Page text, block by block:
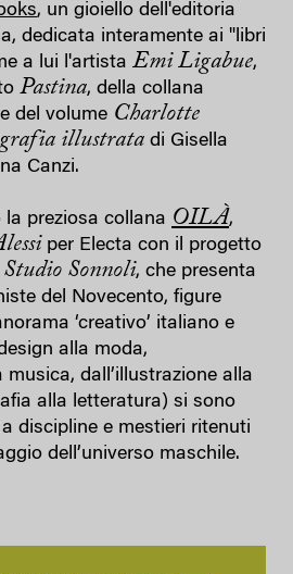
, un gioiello dell'editoria
dedicata interamente ai "libri
a lui l'artista Emi Ligabue,
Pastina, della collana
del volume Charlotte
illustrata di Gisella
Canzi.
preziosa collana OILÀ,
per Electa con il progetto
Studio Sonnoli, che presenta
del Novecento, figure
‘creativo’ italiano e
alla moda,
musica, dall’illustrazione alla
alla letteratura) si sono
discipline e mestieri ritenuti
dell’universo maschile.